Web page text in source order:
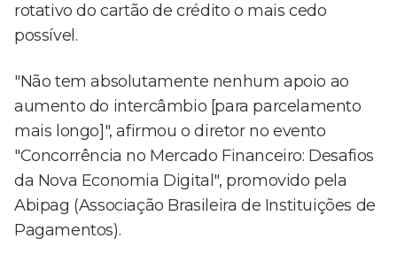
rotativo do cartão de crédito o mais cedo
possível.
"Não tem absolutamente nenhum apoio ao
aumento do intercâmbio [para parcelamento
mais longo]", afirmou o diretor no evento
"Concorrência no Mercado Financeiro: Desafios
da Nova Economia Digital", promovido pela
Abipag (Associação Brasileira de Instituições de
Pagamentos).